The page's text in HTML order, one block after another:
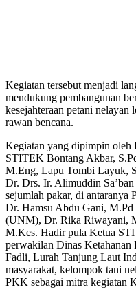
Kegiatan tersebut menjadi
mendukung pembangunan
kesejahteraan petani
rawan bencana.
Kegiatan yang dipimpin oleh
STITEK Bontang Akbar,
M.Eng, Lapu Tombi Layuk,
Dr. Drs. Ir. Alimuddin
sejumlah pakar, di
Dr. Hamsu Abdu Gani,
(UNM), Dr. Rika Riwayani,
M.Kes. Hadir pula Ketua
perwakilan Dinas Ketahanan
Fadli, Lurah Tanjung Laut
masyarakat, kelompok tani
PKK sebagai mitra kegiatan